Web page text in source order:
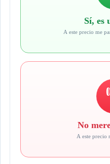
Sí, es
A este precio me
No
A este precio